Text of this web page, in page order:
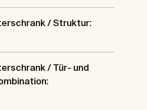
/ Struktur:
/ Tür- und